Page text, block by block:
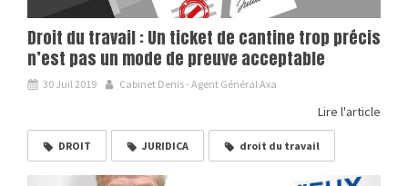
Droit du travail : Un ticket de cantine trop précis
n’est pas un mode de preuve acceptable
30 Juil 2019 Cabinet Denis - Agent Général Axa
Lire l'article
DROIT JURIDICA droit du travail